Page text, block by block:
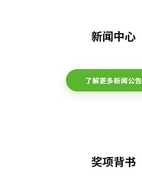
新闻中心
了解更多新闻公告
奖项背书